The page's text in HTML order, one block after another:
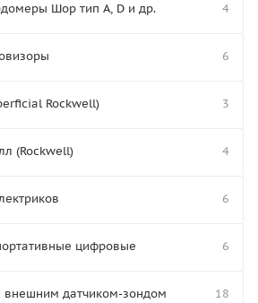
Шор тип А, D и др. 4
6
Rockwell) 3
(Rockwell) 4
6
цифровые 6
внешним датчиком-зондом 18